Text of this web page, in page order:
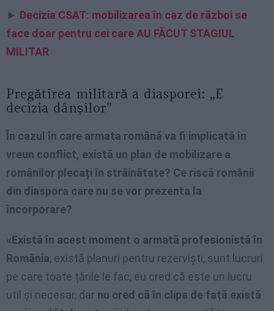
► Decizia CSAT: mobilizarea în caz de război se
face doar pentru cei care AU FĂCUT STAGIUL
MILITAR
Pregătirea militară a diasporei: „E
decizia dânșilor”
În cazul în care armata română va fi implicată în
vreun conflict, există un plan de mobilizare a
românilor plecați în străinătate? Ce riscă românii
din diaspora care nu se vor prezenta la
încorporare?
«Există în acest moment o armată profesionistă în
România, există planuri pentru rezerviști, sunt lucruri
pe care toate țările le fac, eu cred că este un lucru
util și necesar, dar nu cred că în clipa de față există